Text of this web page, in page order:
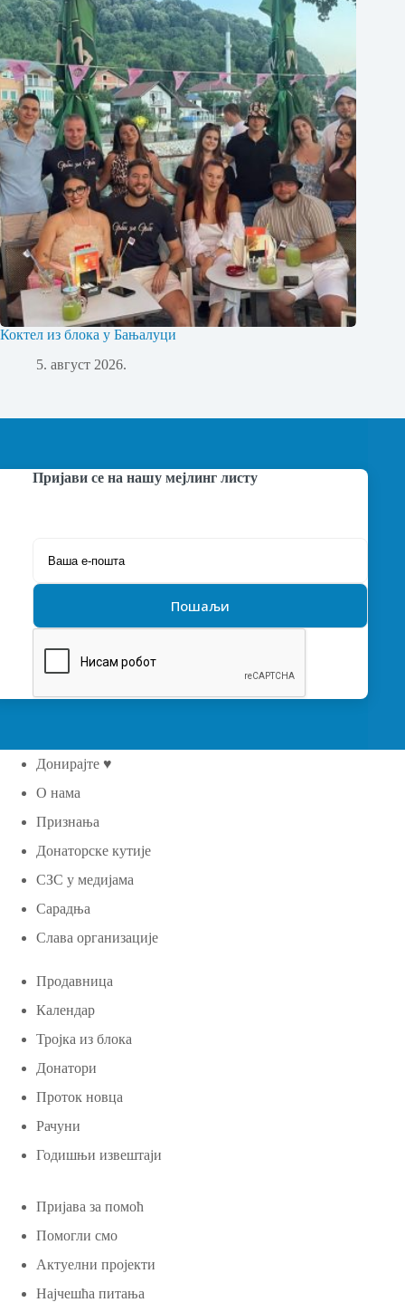
Коктел из блока у Бањалуци
5. август 2026.
Пријави се на нашу мејлинг листу
Донирајте ♥
О нама
Признања
Донаторске кутије
СЗС у медијама
Сарадња
Слава организације
Продавница
Календар
Тројка из блока
Донатори
Проток новца
Рачуни
Годишњи извештаји
Пријава за помоћ
Помогли смо
Актуелни пројекти
Најчешћа питања